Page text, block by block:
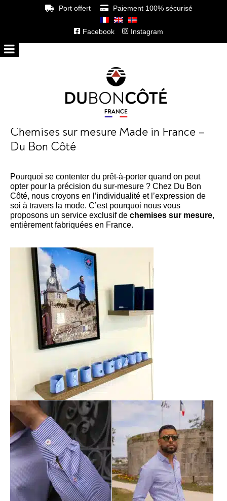
Port offert Paiement 100% sécurisé
Facebook Instagram
Chemises sur mesure Made in France –
Du Bon Côté
Pourquoi se contenter du prêt-à-porter quand on peut
opter pour la précision du sur-mesure ? Chez Du Bon
Côté, nous croyons en l’individualité et l’expression de
soi à travers la mode. C’est pourquoi nous vous
proposons un service exclusif de chemises sur mesure,
entièrement fabriquées en France.